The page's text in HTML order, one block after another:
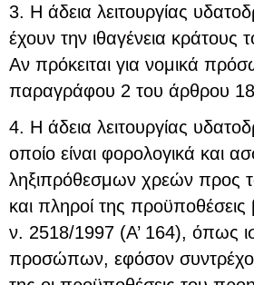
3. Η άδεια λειτουργίας
έχουν την ιθαγένεια
Αν πρόκειται για νομικά
παραγράφου 2 του άρθρου
4. Η άδεια λειτουργίας
οποίο είναι φορολογικά και
ληξιπρόθεσμων χρεών προς
και πληροί της
ν. 2518/1997 (Α’ 164), όπως
προσώπων, εφόσον